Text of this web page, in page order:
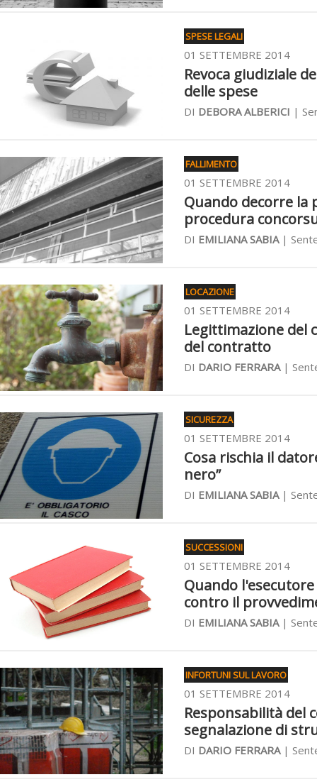
SPESE LEGALI
01 SETTEMBRE 2014
Revoca giudiziale
delle spese
DI DEBORA ALBERICI |
FALLIMENTO
01 SETTEMBRE 2014
Quando decorre
procedura
DI EMILIANA SABIA|
LOCAZIONE
01 SETTEMBRE 2014
Legittimazione del
del contratto
DI DARIO FERRARA|
SICUREZZA
01 SETTEMBRE 2014
Cosa rischia il
nero”
DI EMILIANA SABIA|
SUCCESSIONI
01 SETTEMBRE 2014
Quando
contro il
DI EMILIANA SABIA|
INFORTUNI SUL LAVORO
01 SETTEMBRE 2014
Responsabilità del
segnalazione di
DI DARIO FERRARA|